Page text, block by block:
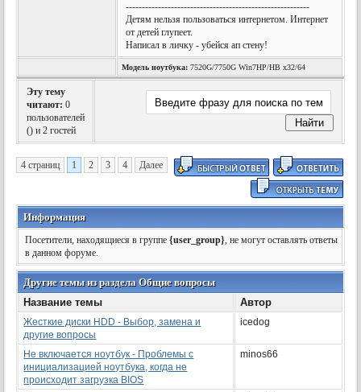
---------------------------------------------------------
Детям нельзя пользоваться интернетом. Интернет
от детей глупеет.
Написал в личку - убейся ап стену!
Модель ноутбука: 7520G/7750G Win7HP/HB x32/64
Эту тему
читают: 0
пользователей
() и 2 гостей
4 страниц 1 2 3 4 Далее
Информация
Посетители, находящиеся в группе{user_group}, не могут оставлять ответы
в данном форуме.
Другие темы из раздела Общие вопросы
Название темы
Автор
Жесткие диски HDD - Выбор, замена и
другие вопросы
icedog
Не включается ноутбук - Проблемы с
инициализацией ноутбука, когда не
происходит загрузка BIOS
minos66